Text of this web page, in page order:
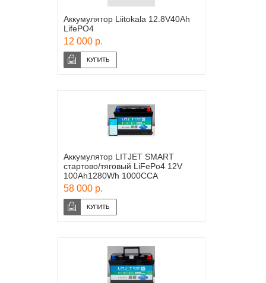
Аккумулятор Liitokala 12.8V40Ah
LifePO4
12 000 р.
Аккумулятор LITJET SMART
стартово/тяговый LiFePo4 12V
100Ah1280Wh 1000CCA
58 000 р.